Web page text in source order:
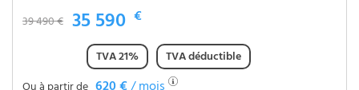
39 490 € 35 590 €
TVA 21%
TVA déductible